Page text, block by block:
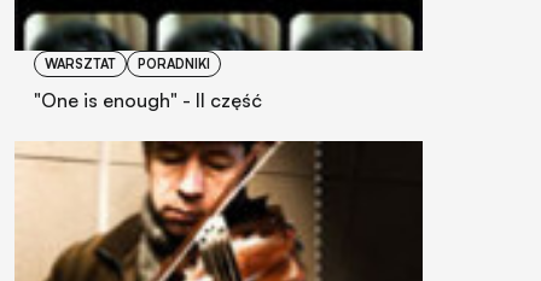
WARSZTAT PORADNIKI
"One is enough" - II część